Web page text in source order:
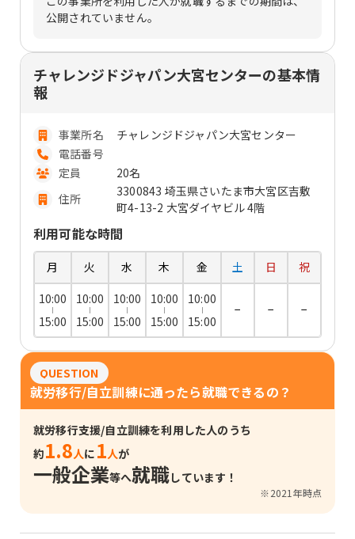
公開されていません。
チャレンジドジャパン大宮センターの基本情
報
事業所名
チャレンジドジャパン大宮センター
電話番号
定員
20名
住所
3300843 埼玉県さいたま市大宮区吉敷
町4-13-2 大宮ダイヤビル 4階
利用可能な時間
月 火 水 木 金 土 日
祝
10:00
15:00
10:00
15:00
10:00
15:00
10:00
15:00
10:00
15:00
− − −
QUESTION
就労移行/自立訓練に通ったら就職できるの？
就労移行支援/自立訓練を利用した人のうち
約1.8人に 1人が
一般企業等へ就職しています！
※2021年時点